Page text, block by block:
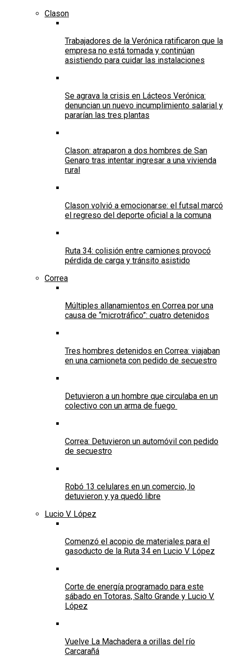
Clason
Trabajadores de la Verónica ratificaron que la
empresa no está tomada y continúan
asistiendo para cuidar las instalaciones
Se agrava la crisis en Lácteos Verónica:
denuncian un nuevo incumplimiento salarial y
pararían las tres plantas
Clason: atraparon a dos hombres de San
Genaro tras intentar ingresar a una vivienda
rural
Clason volvió a emocionarse: el futsal marcó
el regreso del deporte oficial a la comuna
Ruta 34: colisión entre camiones provocó
pérdida de carga y tránsito asistido
Correa
Múltiples allanamientos en Correa por una
causa de “microtráfico”: cuatro detenidos
Tres hombres detenidos en Correa: viajaban
en una camioneta con pedido de secuestro
Detuvieron a un hombre que circulaba en un
colectivo con un arma de fuego
Correa: Detuvieron un automóvil con pedido
de secuestro
Robó 13 celulares en un comercio, lo
detuvieron y ya quedó libre
Lucio V. López
Comenzó el acopio de materiales para el
gasoducto de la Ruta 34 en Lucio V. López
Corte de energía programado para este
sábado en Totoras, Salto Grande y Lucio V.
López
Vuelve La Machadera a orillas del río
Carcarañá